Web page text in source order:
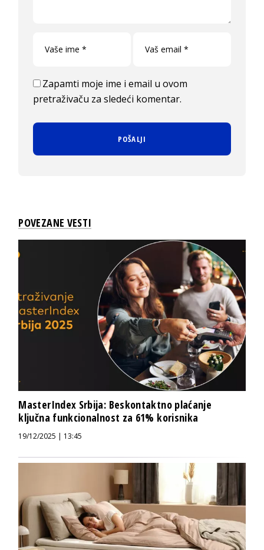
Zapamti moje ime i email u ovom
pretraživaču za sledeći komentar.
POVEZANE VESTI
MasterIndex Srbija: Beskontaktno plaćanje
ključna funkcionalnost za 61% korisnika
19/12/2025 | 13:45